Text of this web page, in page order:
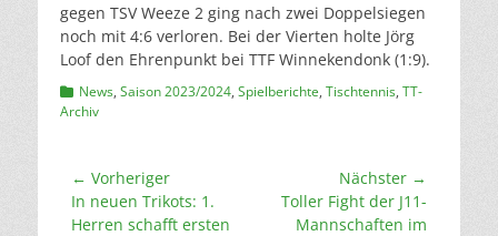
gegen TSV Weeze 2 ging nach zwei Doppelsiegen
noch mit 4:6 verloren. Bei der Vierten holte Jörg
Loof den Ehrenpunkt bei TTF Winnekendonk (1:9).
Kategorien
News, Saison 2023/2024, Spielberichte, Tischtennis, TT-
Archiv
Beitragsnavigation
← Vorheriger
Vorheriger
Beitrag:
In neuen Trikots: 1.
Herren schafft ersten
Nächster →
Nächster
Beitrag:
Toller Fight der J11-
Mannschaften im